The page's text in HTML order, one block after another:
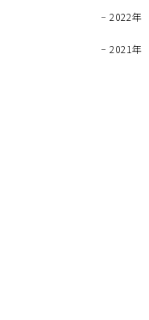
2022年
2021年